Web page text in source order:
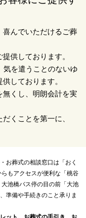
んでいただけるご葬
供しております。
気を遣うことのないゆ
しております。
くし、明朗会計を実
くことを第一に、
お葬式の相談窓口は「おく
もアクセスが便利な「桃谷
池橋バス停の目の前「大池
準備や手続きのこと承りま